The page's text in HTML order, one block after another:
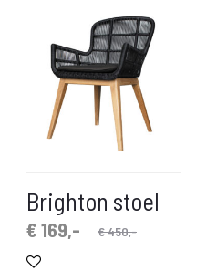
Brighton stoel
€450,-
€169,-
prijs